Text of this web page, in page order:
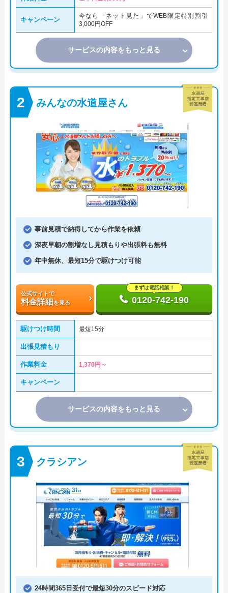
キャンペーン
今なら「ネット見た」でWEB限定特別割引
3,000円OFF
サービスの内容をもっと見る
みんなの水道屋さん
事前見積で納得してから作業を依頼
深夜早朝の割増なし見積もりや出張料も無料
年中無休、最短15分で駆けつけ可能
公式サイトで
料金詳細を見る
まずは電話相談！
0120-742-190
駆けつけ時間 最短15分
出張見積もり
作業料金 1,370円～
キャンペーン
サービスの内容をもっと見る
クラシアン
24時間365日受付で最短30分のスピード対応